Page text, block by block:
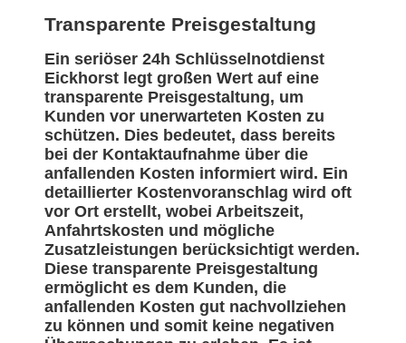
Transparente Preisgestaltung
Ein seriöser 24h Schlüsselnotdienst
Eickhorst legt großen Wert auf eine
transparente Preisgestaltung, um
Kunden vor unerwarteten Kosten zu
schützen. Dies bedeutet, dass bereits
bei der Kontaktaufnahme über die
anfallenden Kosten informiert wird. Ein
detaillierter Kostenvoranschlag wird oft
vor Ort erstellt, wobei Arbeitszeit,
Anfahrtskosten und mögliche
Zusatzleistungen berücksichtigt werden.
Diese transparente Preisgestaltung
ermöglicht es dem Kunden, die
anfallenden Kosten gut nachvollziehen
zu können und somit keine negativen